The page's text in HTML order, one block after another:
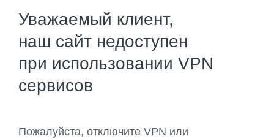
Уважаемый клиент,
наш сайт недоступен
при использовании VPN
сервисов
Пожалуйста, отключите VPN или